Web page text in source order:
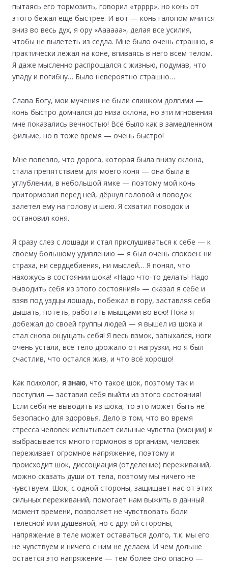
пытаясь его тормозить, говорил «трррр», но конь от
этого бежал ещё быстрее. И вот — конь галопом мчится
вниз во весь дух, я ору «Аааааа», делая все усилия,
чтобы не вылететь из седла. Мне было очень страшно, я
практически лежал на коне, впиваясь в него всем телом.
Я даже мысленно распрощался с жизнью, подумав, что
упаду и погибну… Было невероятно страшно…
Слава Богу, мои мучения не были слишком долгими —
конь быстро домчался до низа склона, но эти мгновения
мне показались вечностью! Всё было как в замедленном
фильме, но в тоже время — очень быстро!
Мне повезло, что дорога, которая была внизу склона,
стала препятствием для моего коня — она была в
углублении, в небольшой ямке — поэтому мой конь
притормозил перед ней, дёрнул головой и поводок
залетел ему на голову и шею. Я схватил поводок и
остановил коня.
Я сразу слез с лошади и стал прислушиваться к себе — к
своему большому удивлению — я был очень спокоен: ни
страха, ни сердцебиения, ни мыслей… Я понял, что
нахожусь в состоянии шока! «Надо что-то делать! Надо
выводить себя из этого состояния!» — сказал я себе и
взяв под уздцы лошадь, побежал в гору, заставляя себя
дышать, потеть, работать мышцами во всю! Пока я
добежал до своей группы людей — я вышел из шока и
стал снова ощущать себя! Я весь взмок, запыхался, ноги
очень устали, всё тело дрожало от нагрузки, но я был
счастлив, что остался жив, и что всё хорошо!
Как психолог, я знаю, что такое шок, поэтому так и
поступил — заставил себя выйти из этого состояния!
Если себя не выводить из шока, то это может быть не
безопасно для здоровья. Дело в том, что во время
стресса человек испытывает сильные чувства (эмоции) и
выбрасывается много гормонов в организм, человек
переживает огромное напряжение, поэтому и
происходит шок, диссоциация (отделение) переживаний,
можно сказать души от тела, поэтому мы ничего не
чувствуем. Шок, с одной стороны, защищает нас от этих
сильных переживаний, помогает нам выжить в данный
момент времени, позволяет не чувствовать боли
телесной или душевной, но с другой стороны,
напряжение в теле может оставаться долго, т.к. мы его
не чувствуем и ничего с ним не делаем. И чем дольше
остаётся это напряжение — тем более оно опасно —